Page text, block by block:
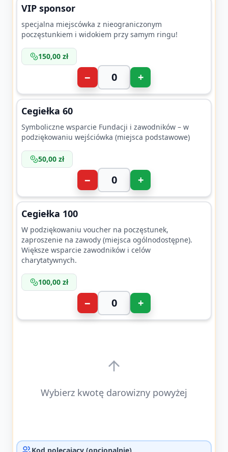
VIP sponsor
specjalna miejscówka z nieograniczonym
poczęstunkiem i widokiem przy samym ringu!
150,00 zł
− +
Cegiełka 60
Symboliczne wsparcie Fundacji i zawodników – w
podziękowaniu wejściówka (miejsca podstawowe)
50,00 zł
− +
Cegiełka 100
W podziękowaniu voucher na poczęstunek,
zaproszenie na zawody (miejsca ogólnodostępne).
Większe wsparcie zawodników i celów
charytatywnych.
100,00 zł
− +
Wybierz kwotę darowizny powyżej